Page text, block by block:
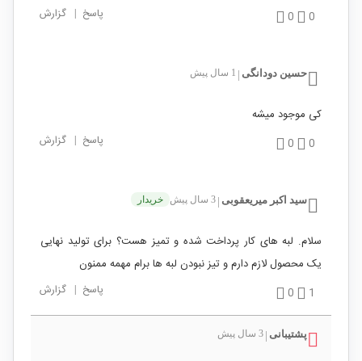
0
0 پاسخ | گزارش
حسین دودانگی 1 سال پیش
کی موجود میشه
0
0 پاسخ | گزارش
سید اکبر میریعقوبی 3 سال پیش خریدار
سلام. لبه های کار پرداخت شده و تمیز هست؟ برای تولید نهایی
یک محصول لازم دارم و تیز نبودن لبه ها برام مهمه ممنون
1
0 پاسخ | گزارش
پشتیبانی 3 سال پیش